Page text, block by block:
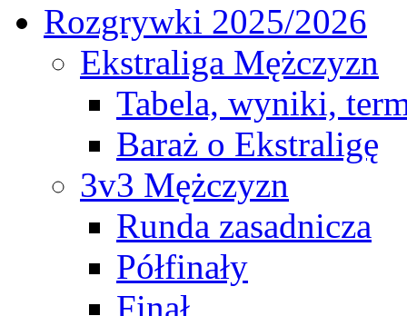
Rozgrywki 2025/2026
Ekstraliga Mężczyzn
Tabela, wyniki,
Baraż o Ekstraligę
3v3 Mężczyzn
Runda zasadnicza
Półfinały
Finał